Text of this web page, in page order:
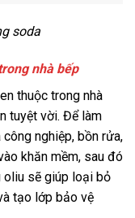
soda
nhà bếp
thuộc trong nhà
tuyệt vời. Để làm
nghiệp, bồn rửa,
khăn mềm, sau đó
oliu sẽ giúp loại bỏ
tạo lớp bảo vệ